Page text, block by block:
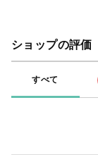
ショップの評価
すべて